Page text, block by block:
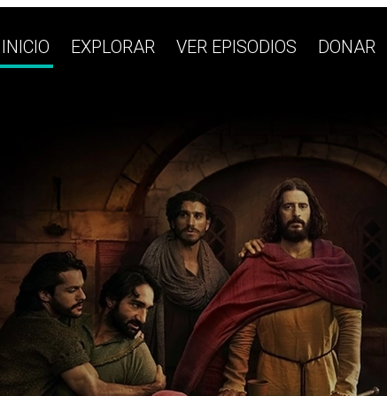
INICIO EXPLORAR VER EPISODIOS DONAR